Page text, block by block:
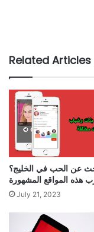
Related Articles
عن الحب في الخليج؟
هذه المواقع المشهورة
July 21, 2023